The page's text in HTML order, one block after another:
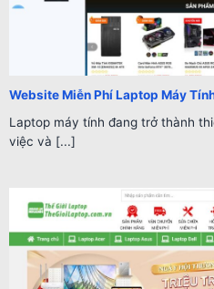
Website Miễn Phí Laptop Máy
Laptop máy tính đang trở thành
việc và [...]